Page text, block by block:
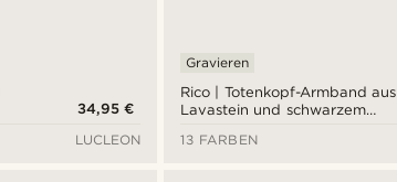
34,95 €
LUCLEON
Rico | Totenkopf-Armband aus
Lavastein und schwarzem
Gravieren
13 FARBEN